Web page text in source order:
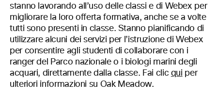
stanno lavorando all’uso delle classi e di Webex per
migliorare la loro offerta formativa, anche se a volte
tutti sono presenti in classe. Stanno pianificando di
utilizzare alcuni dei servizi per l’istruzione di Webex
per consentire agli studenti di collaborare con i
ranger del Parco nazionale o i biologi marini degli
acquari, direttamente dalla classe. Fai clic qui per
ulteriori informazioni su Oak Meadow.